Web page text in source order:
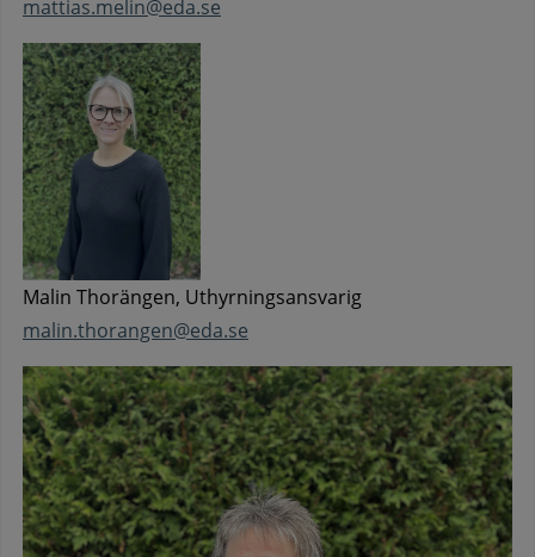
mattias.melin@eda.se
Malin Thorängen, Uthyrningsansvarig
malin.thorangen@eda.se